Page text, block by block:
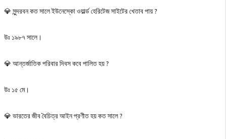
💎 সুন্দরবন কত সালে ইউনেস্কো ওয়ার্ল্ড হেরিটেজ সাইটের খেতাব পায় ?
উঃ ১৯৮৭ সালে।
💎 আন্তর্জাতিক পরিবার দিবস কবে পালিত হয় ?
উঃ ১৫ মে।
💎 ভারতের জীব বৈচিত্র আইন প্রণীত হয় কত সালে ?